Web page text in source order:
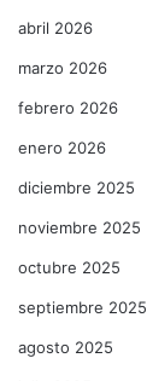
abril 2026
marzo 2026
febrero 2026
enero 2026
diciembre 2025
noviembre 2025
octubre 2025
septiembre 2025
agosto 2025